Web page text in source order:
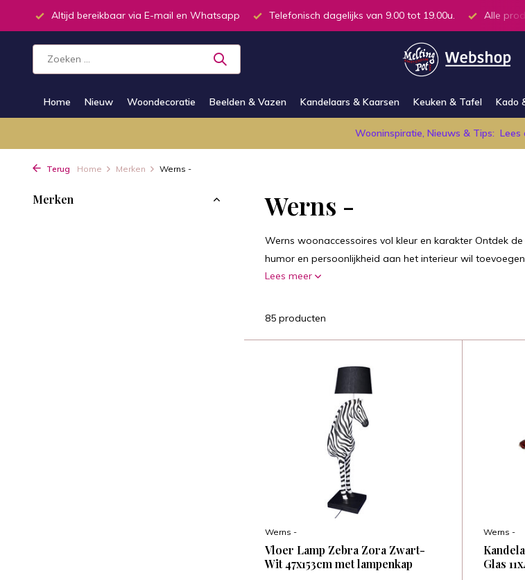
Altijd bereikbaar via E-mail en Whatsapp Telefonisch dagelijks van 9.00 tot 19.00u. Alle
Home Nieuw Woondecoratie Beelden & Vazen Kandelaars & Kaarsen Keuken & Tafel Kado
Wooninspiratie, Nieuws & Tips: Lees
Terug Home Merken Werns -
Merken Werns -
Werns woonaccessoires vol kleur en karakter Ontdek
humor en persoonlijkheid aan het interieur wil
Lees meer
85 producten
Werns -
Vloer Lamp Zebra Zora Zwart-
Wit 47x153cm met lampenkap
Werns -
Glas